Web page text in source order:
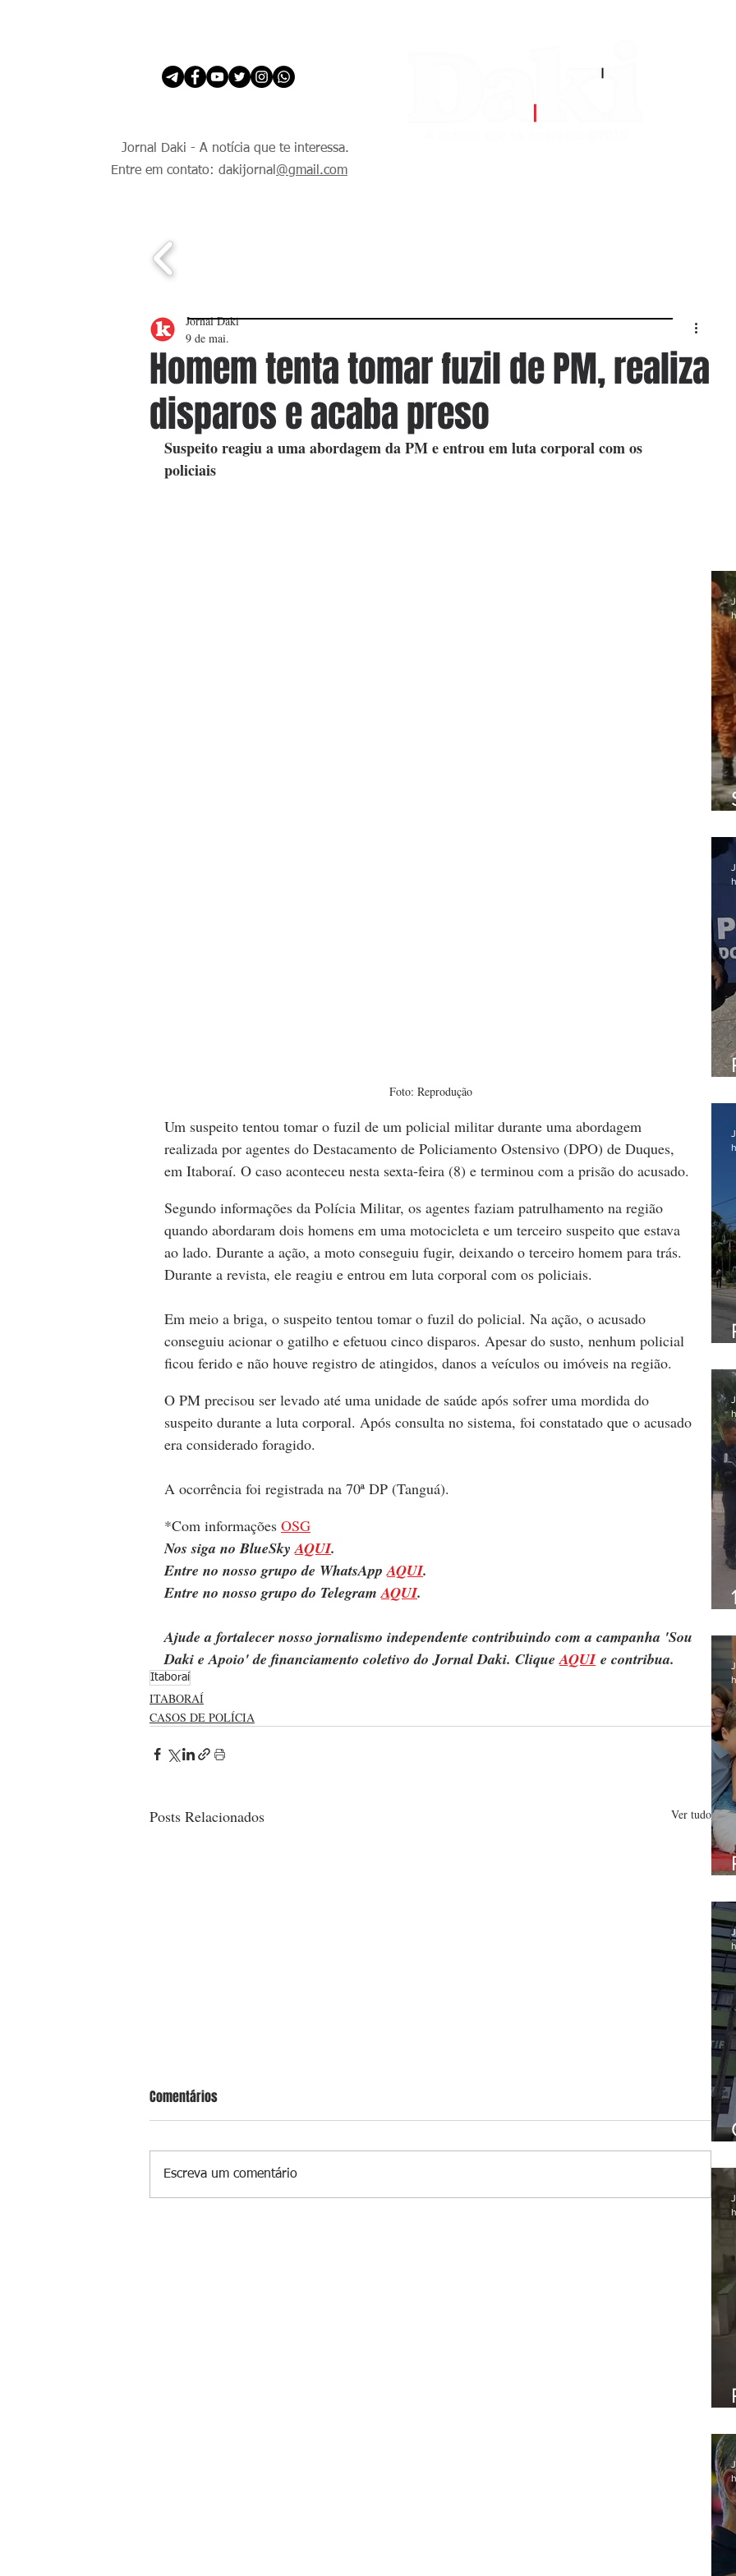
Jornal Daki - A notícia que te interessa.
Entre em contato: dakijornal @gmail.com
Homem tenta tomar fuzil de PM, realiza
disparos e acaba preso
Jornal Daki
9 de mai.
Suspeito reagiu a uma abordagem da PM e entrou em luta corporal com os
policiais
Foto: Reprodução
Um suspeito tentou tomar o fuzil de um policial militar durante uma abordagem
realizada por agentes do Destacamento de Policiamento Ostensivo (DPO) de Duques,
em Itaboraí. O caso aconteceu nesta sexta-feira (8) e terminou com a prisão do acusado.
Segundo informações da Polícia Militar, os agentes faziam patrulhamento na região
quando abordaram dois homens em uma motocicleta e um terceiro suspeito que estava
ao lado. Durante a ação, a moto conseguiu fugir, deixando o terceiro homem para trás.
Durante a revista, ele reagiu e entrou em luta corporal com os policiais.
Em meio a briga, o suspeito tentou tomar o fuzil do policial. Na ação, o acusado
conseguiu acionar o gatilho e efetuou cinco disparos. Apesar do susto, nenhum policial
ficou ferido e não houve registro de atingidos, danos a veículos ou imóveis na região.
O PM precisou ser levado até uma unidade de saúde após sofrer uma mordida do
suspeito durante a luta corporal. Após consulta no sistema, foi constatado que o acusado
era considerado foragido.
A ocorrência foi registrada na 70ª DP (Tanguá).
*Com informações OSG
Nos siga no BlueSky AQUI.
Entre no nosso grupo de WhatsApp AQUI.
Entre no nosso grupo do Telegram AQUI.
Ajude a fortalecer nosso jornalismo independente contribuindo com a campanha 'Sou
Daki e Apoio' de financiamento coletivo do Jornal Daki. Clique AQUI e contribua.
Itaboraí
ITABORAÍ
CASOS DE POLÍCIA
Posts Relacionados Ver tudo
Comentários
Escreva um comentário